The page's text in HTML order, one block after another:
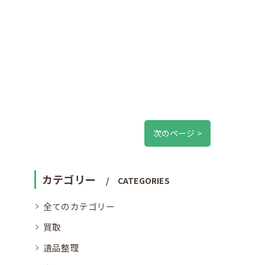
次のページ >
カテゴリー CATEGORIES
全てのカテゴリー
買取
遺品整理